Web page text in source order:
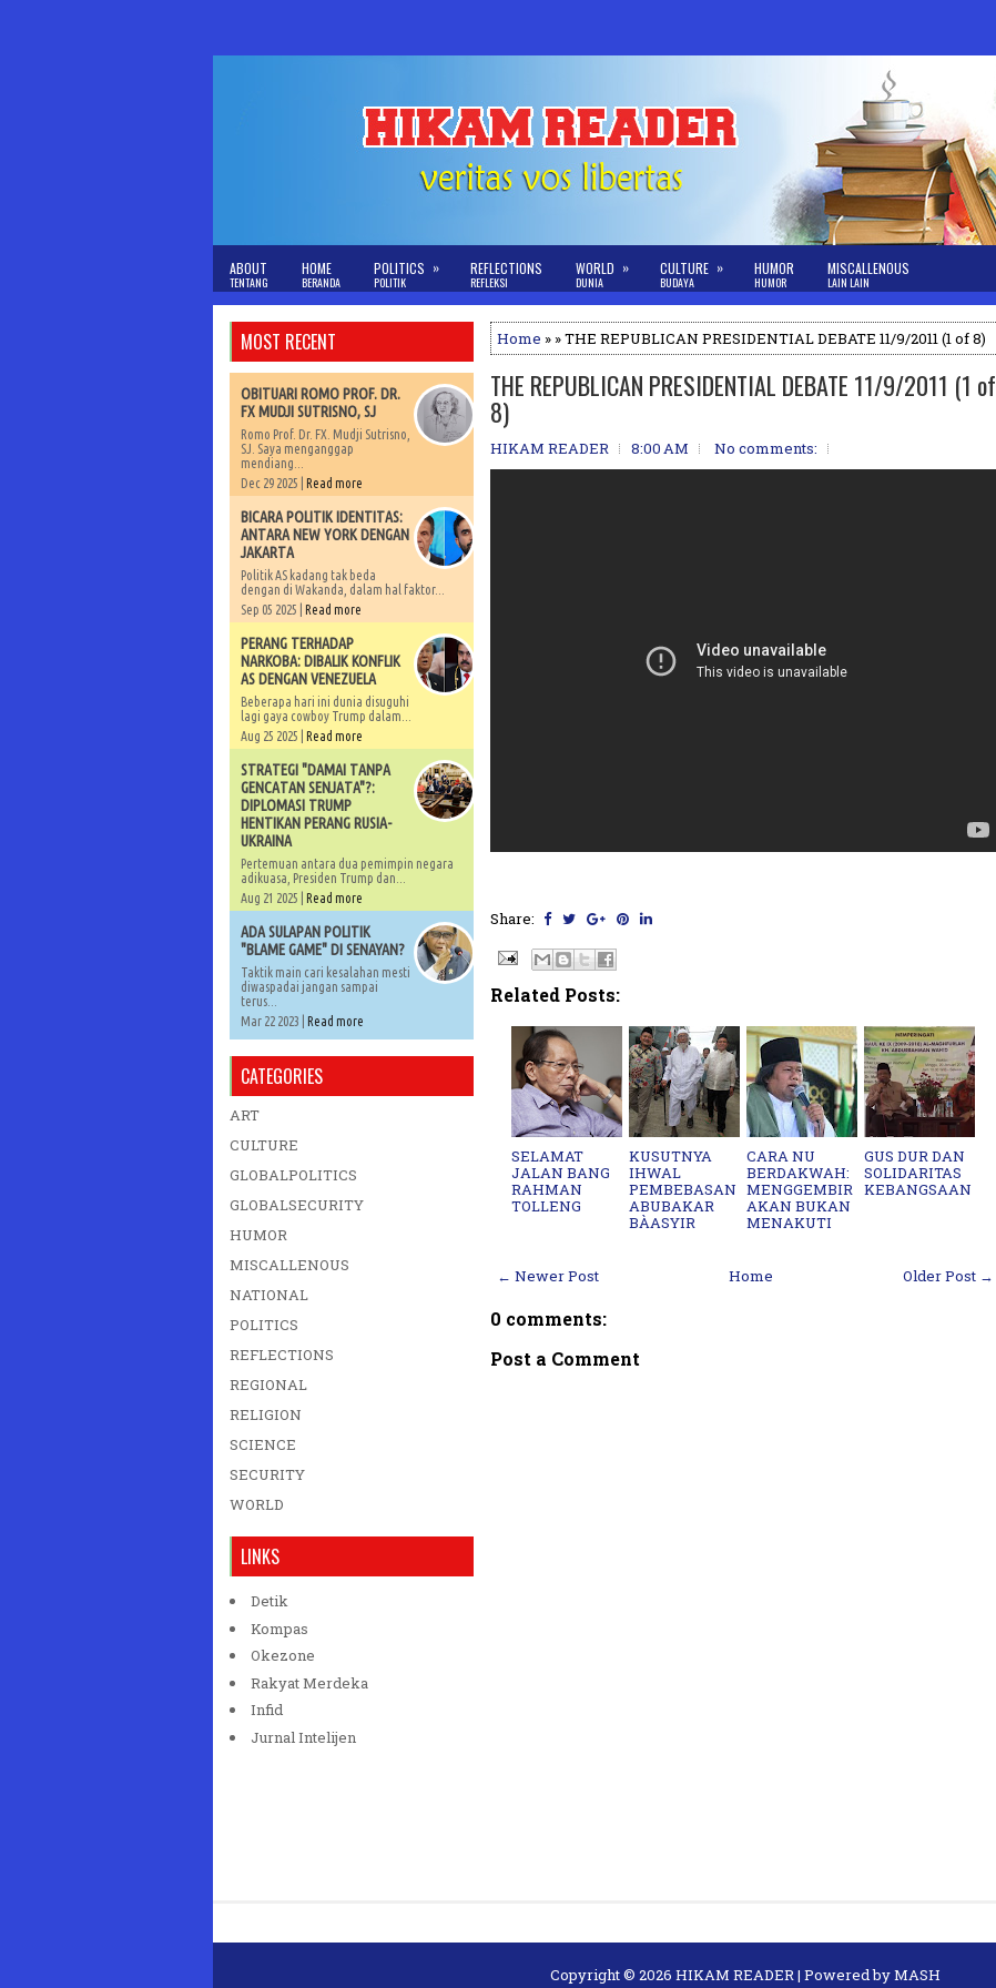
ABOUT
TENTANG
HOME
BERANDA
POLITICS
POLITIK
» REFLECTIONS
REFLEKSI
WORLD
DUNIA
» CULTURE
BUDAYA
» HUMOR
HUMOR
MISCALLENOUS
LAIN LAIN
Home » » THE REPUBLICAN PRESIDENTIAL DEBATE 11/9/2011 (1 of 8)
THE REPUBLICAN PRESIDENTIAL DEBATE 11/9/2011 (1 of
8)
HIKAM READER 8:00 AM No comments:
Share:
Related Posts:
SELAMAT
JALAN BANG
RAHMAN
TOLLENG
KUSUTNYA
IHWAL
PEMBEBASAN
ABUBAKAR
BÀASYIR
CARA NU
BERDAKWAH:
MENGGEMBIR
AKAN BUKAN
MENAKUTI
GUS DUR DAN
SOLIDARITAS
KEBANGSAAN
← Newer Post Older Post →
Home
0 comments:
Post a Comment
MOST RECENT
OBITUARI ROMO PROF. DR.
FX MUDJI SUTRISNO, SJ
Romo Prof. Dr. FX. Mudji Sutrisno,
SJ. Saya menganggap
mendiang...
Dec 29 2025 | Read more
BICARA POLITIK IDENTITAS:
ANTARA NEW YORK DENGAN
JAKARTA
Politik AS kadang tak beda
dengan di Wakanda, dalam hal faktor...
Sep 05 2025 | Read more
PERANG TERHADAP
NARKOBA: DIBALIK KONFLIK
AS DENGAN VENEZUELA
Beberapa hari ini dunia disuguhi
lagi gaya cowboy Trump dalam...
Aug 25 2025 | Read more
STRATEGI "DAMAI TANPA
GENCATAN SENJATA"?:
DIPLOMASI TRUMP
HENTIKAN PERANG RUSIA-
UKRAINA
Pertemuan antara dua pemimpin negara
adikuasa, Presiden Trump dan...
Aug 21 2025 | Read more
ADA SULAPAN POLITIK
"BLAME GAME" DI SENAYAN?
Taktik main cari kesalahan mesti
diwaspadai jangan sampai
terus...
Mar 22 2023 | Read more
CATEGORIES
ART
CULTURE
GLOBALPOLITICS
GLOBALSECURITY
HUMOR
MISCALLENOUS
NATIONAL
POLITICS
REFLECTIONS
REGIONAL
RELIGION
SCIENCE
SECURITY
WORLD
LINKS
Detik
Kompas
Okezone
Rakyat Merdeka
Infid
Jurnal Intelijen
Copyright © 2026 HIKAM READER| Powered byMASH